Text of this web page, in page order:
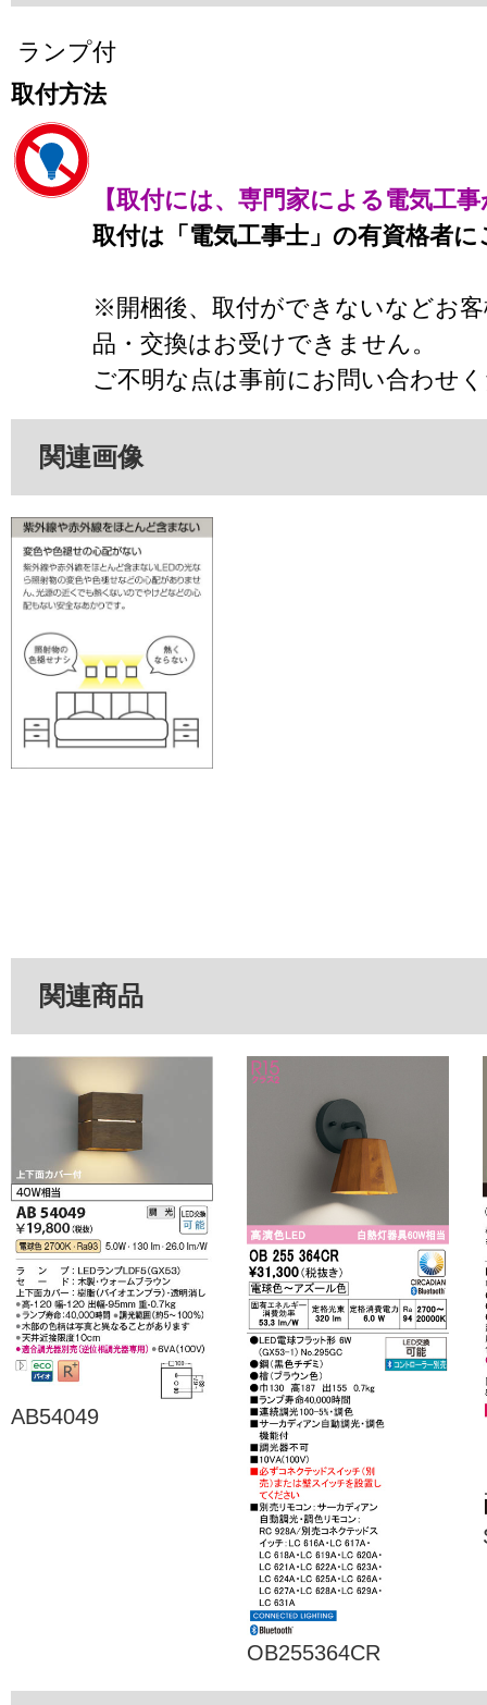
ランプ付
取付方法
【取付には、専門家による電気工
取付は「電気工事士」の有資格者
※開梱後、取付ができないなどお
品・交換はお受けできません。
ご不明な点は事前にお問い合わせ
関連画像
関連商品
AB54049
OB255364CR